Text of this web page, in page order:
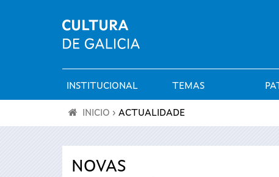
Menú
principal
INSTITUCIONAL TEMAS
está
INICIO › ACTUALIDADE
NOVAS